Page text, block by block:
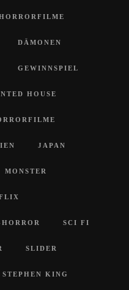
DÄMONEN
GEWINNSPIEL
HOUSE
JAPAN
MONSTER
SCI FI
SLIDER
STEPHEN KING